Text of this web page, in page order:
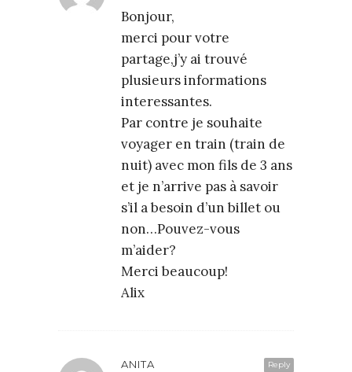
Bonjour,
merci pour votre
partage,j’y ai trouvé
plusieurs informations
interessantes.
Par contre je souhaite
voyager en train (train de
nuit) avec mon fils de 3 ans
et je n’arrive pas à savoir
s’il a besoin d’un billet ou
non…Pouvez-vous
m’aider?
Merci beaucoup!
Alix
Reply
ANITA